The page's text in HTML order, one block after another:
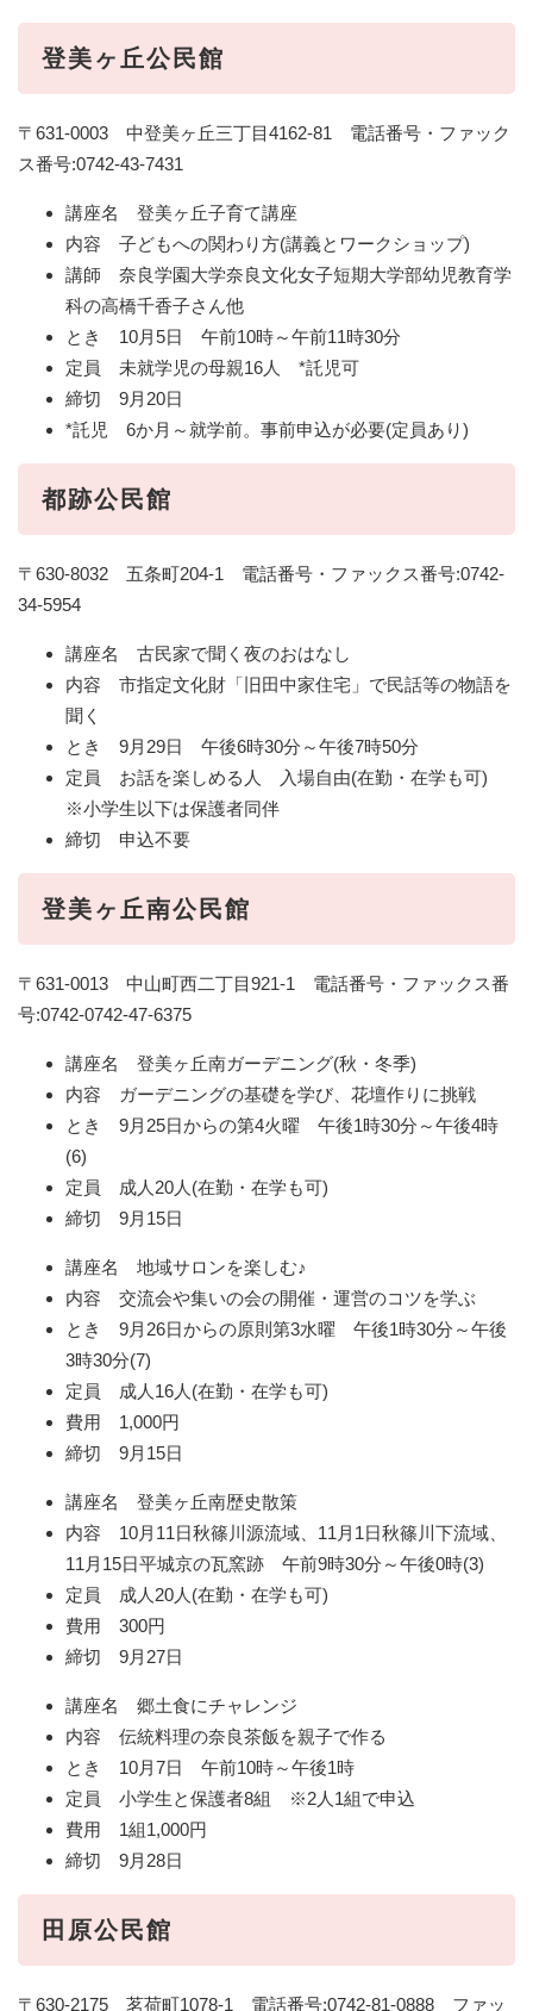
登美ヶ丘公民館
〒631-0003 中登美ヶ丘三丁目4162-81 電話番号・ファック
ス番号:0742-43-7431
講座名 登美ヶ丘子育て講座
内容 子どもへの関わり方(講義とワークショップ)
講師 奈良学園大学奈良文化女子短期大学部幼児教育学
科の高橋千香子さん他
とき 10月5日 午前10時～午前11時30分
定員 未就学児の母親16人 *託児可
締切 9月20日
*託児 6か月～就学前。事前申込が必要(定員あり)
都跡公民館
〒630-8032 五条町204-1 電話番号・ファックス番号:0742-
34-5954
講座名 古民家で聞く夜のおはなし
内容 市指定文化財「旧田中家住宅」で民話等の物語を
聞く
とき 9月29日 午後6時30分～午後7時50分
定員 お話を楽しめる人 入場自由(在勤・在学も可)
※小学生以下は保護者同伴
締切 申込不要
登美ヶ丘南公民館
〒631-0013 中山町西二丁目921-1 電話番号・ファックス番
号:0742-0742-47-6375
講座名 登美ヶ丘南ガーデニング(秋・冬季)
内容 ガーデニングの基礎を学び、花壇作りに挑戦
とき 9月25日からの第4火曜 午後1時30分～午後4時
(6)
定員 成人20人(在勤・在学も可)
締切 9月15日
講座名 地域サロンを楽しむ♪
内容 交流会や集いの会の開催・運営のコツを学ぶ
とき 9月26日からの原則第3水曜 午後1時30分～午後
3時30分(7)
定員 成人16人(在勤・在学も可)
費用 1,000円
締切 9月15日
講座名 登美ヶ丘南歴史散策
内容 10月11日秋篠川源流域、11月1日秋篠川下流域、
11月15日平城京の瓦窯跡 午前9時30分～午後0時(3)
定員 成人20人(在勤・在学も可)
費用 300円
締切 9月27日
講座名 郷土食にチャレンジ
内容 伝統料理の奈良茶飯を親子で作る
とき 10月7日 午前10時～午後1時
定員 小学生と保護者8組 ※2人1組で申込
費用 1組1,000円
締切 9月28日
田原公民館
〒630-2175 茗荷町1078-1 電話番号:0742-81-0888 ファッ